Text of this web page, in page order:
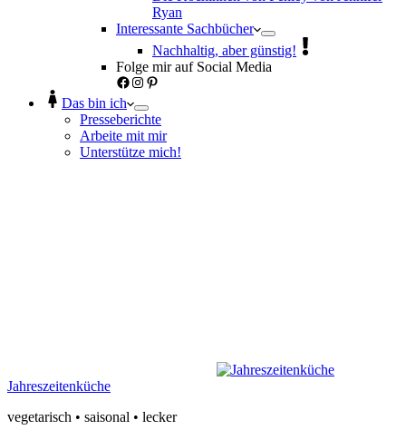
Ryan
Interessante Sachbücher
Nachhaltig, aber günstig!
Folge mir auf Social Media
Facebook
Instagram
Pinterest
Das bin ich
Presseberichte
Arbeite mit mir
Unterstütze mich!
Jahreszeitenküche
vegetarisch • saisonal • lecker